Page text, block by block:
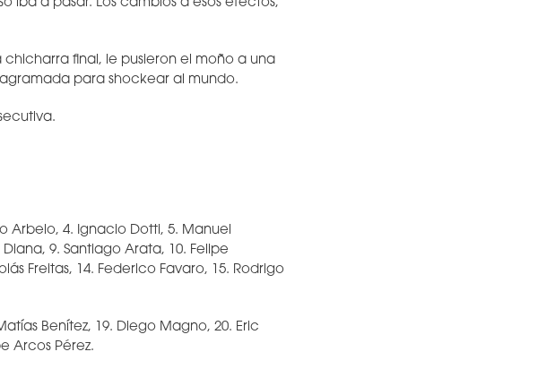
iba a pasar. Los cambios a esos efectos,
final, le pusieron el moño a una
para shockear al mundo.
Arbelo, 4. Ignacio Dotti, 5. Manuel
9. Santiago Arata, 10. Felipe
Freitas, 14. Federico Favaro, 15. Rodrigo
Benítez, 19. Diego Magno, 20. Eric
Arcos Pérez.